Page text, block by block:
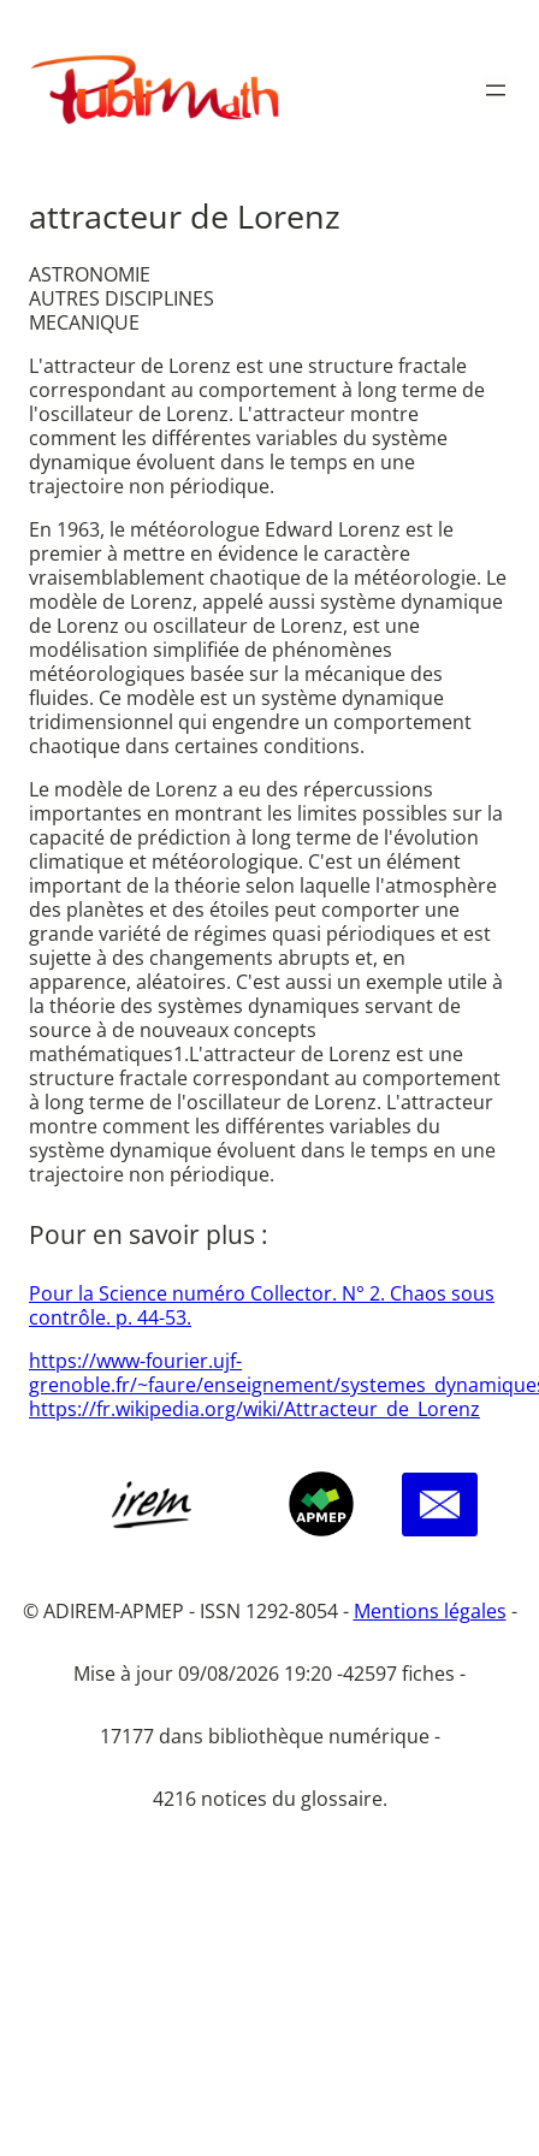
contenu
Publimath
attracteur de Lorenz
ASTRONOMIE
AUTRES DISCIPLINES
MECANIQUE
L'attracteur de Lorenz est une structure fractale
correspondant au comportement à long terme de
l'oscillateur de Lorenz. L'attracteur montre
comment les différentes variables du système
dynamique évoluent dans le temps en une
trajectoire non périodique.
En 1963, le météorologue Edward Lorenz est le
premier à mettre en évidence le caractère
vraisemblablement chaotique de la météorologie. Le
modèle de Lorenz, appelé aussi système dynamique
de Lorenz ou oscillateur de Lorenz, est une
modélisation simplifiée de phénomènes
météorologiques basée sur la mécanique des
fluides. Ce modèle est un système dynamique
tridimensionnel qui engendre un comportement
chaotique dans certaines conditions.
Le modèle de Lorenz a eu des répercussions
importantes en montrant les limites possibles sur la
capacité de prédiction à long terme de l'évolution
climatique et météorologique. C'est un élément
important de la théorie selon laquelle l'atmosphère
des planètes et des étoiles peut comporter une
grande variété de régimes quasi périodiques et est
sujette à des changements abrupts et, en
apparence, aléatoires. C'est aussi un exemple utile à
la théorie des systèmes dynamiques servant de
source à de nouveaux concepts
mathématiques1.L'attracteur de Lorenz est une
structure fractale correspondant au comportement
à long terme de l'oscillateur de Lorenz. L'attracteur
montre comment les différentes variables du
système dynamique évoluent dans le temps en une
trajectoire non périodique.
Pour en savoir plus :
Pour la Science numéro Collector. N° 2. Chaos sous
contrôle. p. 44-53.
https://www-fourier.ujf-
grenoble.fr/~faure/enseignement/
https://fr.wikipedia.org/wiki/Attracteur_de_Lorenz
© ADIREM-APMEP - ISSN 1292-8054 - Mentions légales -
Mise à jour 09/08/2026 19:20 -42597 fiches -
17177 dans bibliothèque numérique -
4216 notices du glossaire.